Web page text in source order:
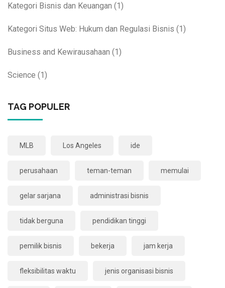
Kategori Bisnis dan Keuangan (1)
Kategori Situs Web: Hukum dan Regulasi Bisnis (1)
Business and Kewirausahaan (1)
Science (1)
TAG POPULER
MLB Los Angeles ide
perusahaan teman-teman memulai
gelar sarjana administrasi bisnis
tidak berguna pendidikan tinggi
pemilik bisnis bekerja jam kerja
fleksibilitas waktu jenis organisasi bisnis